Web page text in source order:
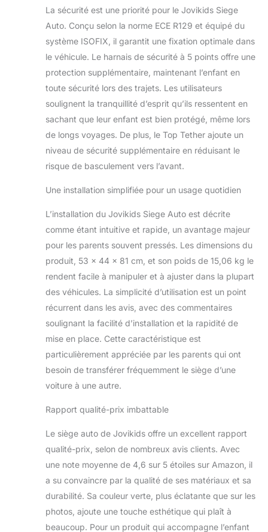
en cas de choc
condition qu'il soit
correctement
installé. 360
Pivotant: Le siège
peut pivoter
librement autour de
son axe, ce qui
facilite l'entrée et la
sortie de votre
tous les jours sans
dos. Fonction
le confort de la
colonne vertébrale
et de la nuque des
enfants lorsqu'ils se
reposent ou
dorment. En
position arrière,
l'angle est d'environ
128-145° et en
position avant,
l'angle est d'environ
105-117°. Housse
amovible et lavable:
s'adapter à la
enfants, offrant
ainsi une
expérience
tête. Il est doté
d'une mousse à
mémoire de forme
haute densité,
La sécurité est une priorité pour le Jovikids Siege
Auto. Conçu selon la norme ECE R129 et équipé du
système ISOFIX, il garantit une fixation optimale dans
le véhicule. Le harnais de sécurité à 5 points offre une
protection supplémentaire, maintenant l’enfant en
toute sécurité lors des trajets. Les utilisateurs
soulignent la tranquillité d’esprit qu’ils ressentent en
sachant que leur enfant est bien protégé, même lors
de longs voyages. De plus, le Top Tether ajoute un
niveau de sécurité supplémentaire en réduisant le
risque de basculement vers l’avant.
Une installation simplifiée pour un usage quotidien
L’installation du Jovikids Siege Auto est décrite
comme étant intuitive et rapide, un avantage majeur
pour les parents souvent pressés. Les dimensions du
produit, 53 x 44 x 81 cm, et son poids de 15,06 kg le
rendent facile à manipuler et à ajuster dans la plupart
des véhicules. La simplicité d’utilisation est un point
récurrent dans les avis, avec des commentaires
soulignant la facilité d’installation et la rapidité de
mise en place. Cette caractéristique est
particulièrement appréciée par les parents qui ont
besoin de transférer fréquemment le siège d’une
voiture à une autre.
Rapport qualité-prix imbattable
Le siège auto de Jovikids offre un excellent rapport
qualité-prix, selon de nombreux avis clients. Avec
une note moyenne de 4,6 sur 5 étoiles sur Amazon, il
a su convaincre par la qualité de ses matériaux et sa
durabilité. Sa couleur verte, plus éclatante que sur les
photos, ajoute une touche esthétique qui plaît à
beaucoup. Pour un produit qui accompagne l’enfant